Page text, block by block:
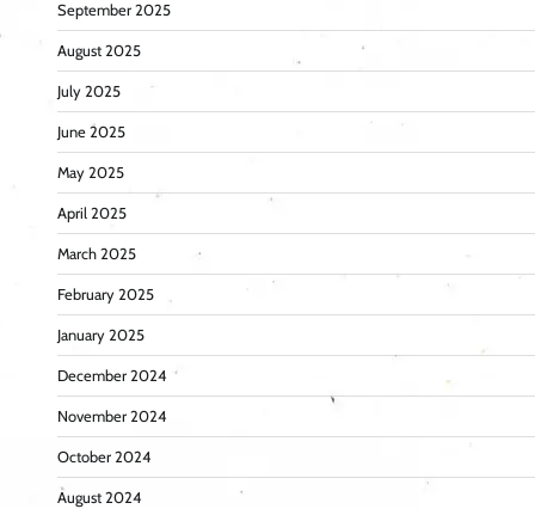
September 2025
August 2025
July 2025
June 2025
May 2025
April 2025
March 2025
February 2025
January 2025
December 2024
November 2024
October 2024
August 2024